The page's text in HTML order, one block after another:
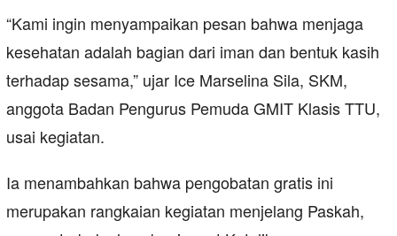
“Kami ingin menyampaikan pesan bahwa menjaga
kesehatan adalah bagian dari iman dan bentuk kasih
terhadap sesama,” ujar Ice Marselina Sila, SKM,
anggota Badan Pengurus Pemuda GMIT Klasis TTU,
usai kegiatan.
Ia menambahkan bahwa pengobatan gratis ini
merupakan rangkaian kegiatan menjelang Paskah,